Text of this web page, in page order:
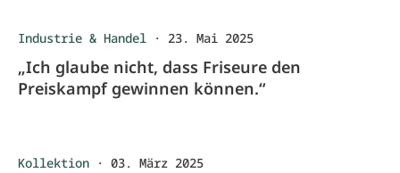
Industrie & Handel · 23. Mai 2025
„Ich glaube nicht, dass Friseure den
Preiskampf gewinnen können.“
Kollektion · 03. März 2025